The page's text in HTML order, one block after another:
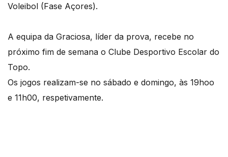
Voleibol (Fase Açores).
A equipa da Graciosa, líder da prova, recebe no
próximo fim de semana o Clube Desportivo Escolar do
Topo.
Os jogos realizam-se no sábado e domingo, às 19hoo
e 11h00, respetivamente.